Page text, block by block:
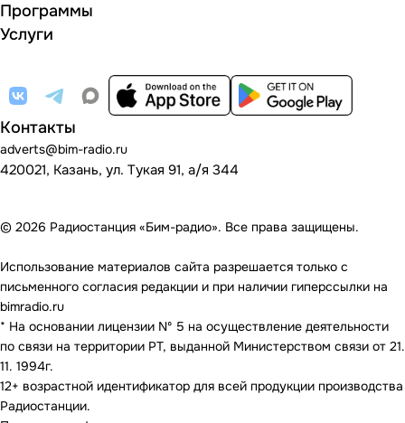
Программы
Услуги
Контакты
adverts@bim-radio.ru
420021, Казань, ул. Тукая 91, а/я 344
© 2026 Радиостанция «Бим-радио». Все права защищены.
Использование материалов сайта разрешается только с
письменного согласия редакции и при наличии гиперссылки на
bimradio.ru
* На основании лицензии Nº 5 на осуществление деятельности
по связи на территории РТ, выданной Министерством связи от 21.
11. 1994г.
12+ возрастной идентификатор для всей продукции производства
Радиостанции.